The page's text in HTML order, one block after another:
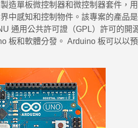
造單板微控制器和微控制器套件，
中感知和控制物件。該專案的產品
通用公共許可證（GPL）許可的
板和軟體分發。 Arduino 板可以以